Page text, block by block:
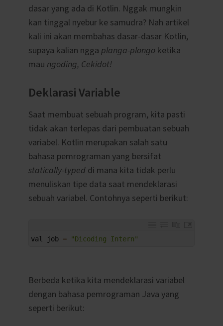
dasar yang ada di Kotlin. Nggak mungkin
kan tinggal nyebur ke samudra? Nah artikel
kali ini akan membahas dasar-dasar Kotlin,
supaya kalian ngga planga-plongo ketika
mau ngoding, Cekidot!
Deklarasi Variable
Saat membuat sebuah program, kita pasti
tidak akan terlepas dari pembuatan sebuah
variabel. Kotlin merupakan salah satu
bahasa pemrograman yang bersifat
statically-typeddi mana kita tidak perlu
menuliskan tipe data saat mendeklarasi
sebuah variabel. Contohnya seperti berikut:
val job = "Dicoding Intern"
Berbeda ketika kita mendeklarasi variabel
dengan bahasa pemrograman Java yang
seperti berikut: